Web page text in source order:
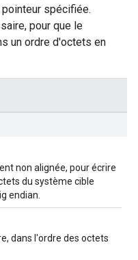
spécifiée.
pour que le
un ordre d'octets en
non alignée, pour écrire
du système cible
endian.
dans l'ordre des octets